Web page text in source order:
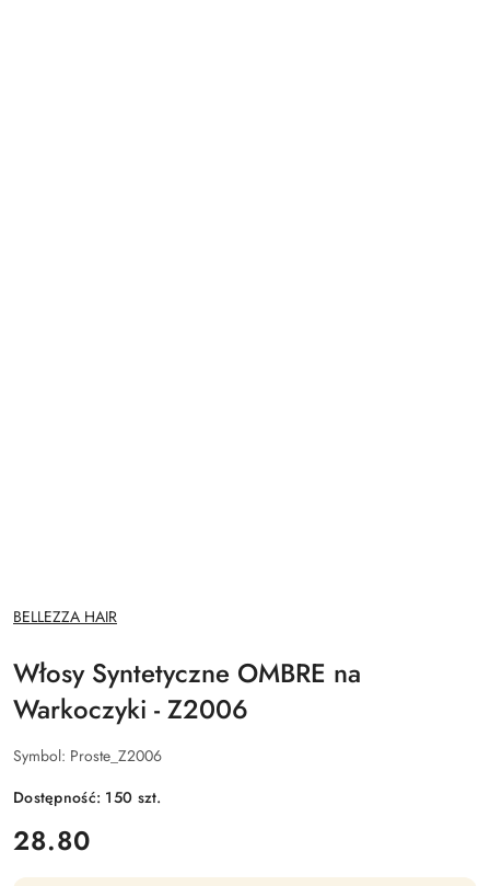
NAZWA
PRODUCENTA:
BELLEZZA HAIR
Włosy Syntetyczne OMBRE na
Warkoczyki - Z2006
Symbol: Proste_Z2006
Dostępność: 150 szt.
cena:
28.80